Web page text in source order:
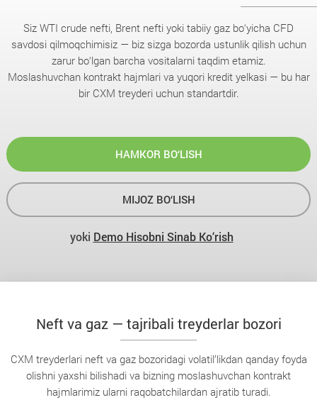
Siz WTI crude nefti, Brent nefti yoki tabiiy gaz bo‘yicha CFD
savdosi qilmoqchimisiz — biz sizga bozorda ustunlik qilish uchun
zarur bo‘lgan barcha vositalarni taqdim etamiz.
Moslashuvchan kontrakt hajmlari va yuqori kredit yelkasi — bu har
bir CXM treyderi uchun standartdir.
HAMKOR BO‘LISH
MIJOZ BO‘LISH
yoki Demo Hisobni Sinab Ko‘rish
Neft va gaz — tajribali treyderlar bozori
CXM treyderlari neft va gaz bozoridagi volatil’likdan qanday foyda
olishni yaxshi bilishadi va bizning moslashuvchan kontrakt
hajmlarimiz ularni raqobatchilardan ajratib turadi.